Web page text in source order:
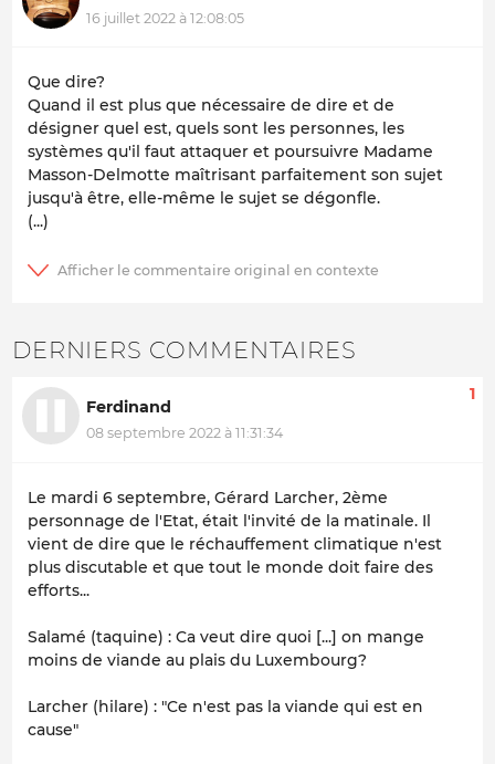
16 juillet 2022 à 12:08:05
Que dire?
Quand il est plus que nécessaire de dire et de
désigner quel est, quels sont les personnes, les
systèmes qu'il faut attaquer et poursuivre Madame
Masson-Delmotte maîtrisant parfaitement son sujet
jusqu'à être, elle-même le sujet se dégonfle.
(...)
DERNIERS COMMENTAIRES
Ferdinand
08 septembre 2022 à 11:31:34
1
Le mardi 6 septembre, Gérard Larcher, 2ème
personnage de l'Etat, était l'invité de la matinale. Il
vient de dire que le réchauffement climatique n'est
plus discutable et que tout le monde doit faire des
efforts...
Salamé (taquine) : Ca veut dire quoi [...] on mange
moins de viande au plais du Luxembourg?
Larcher (hilare) : "Ce n'est pas la viande qui est en
cause"